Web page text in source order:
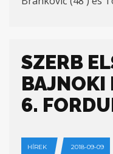
SZERB
BAJNOKI
6.
HÍREK 2018-09-09